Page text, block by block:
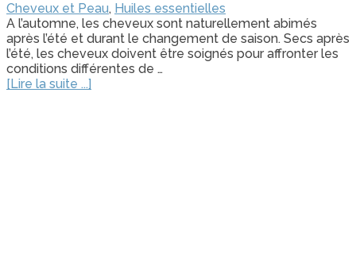
Cheveux et Peau, Huiles essentielles
A l’automne, les cheveux sont naturellement abimés
après l’été et durant le changement de saison. Secs après
l’été, les cheveux doivent être soignés pour affronter les
conditions différentes de …
[Lire la suite ...]